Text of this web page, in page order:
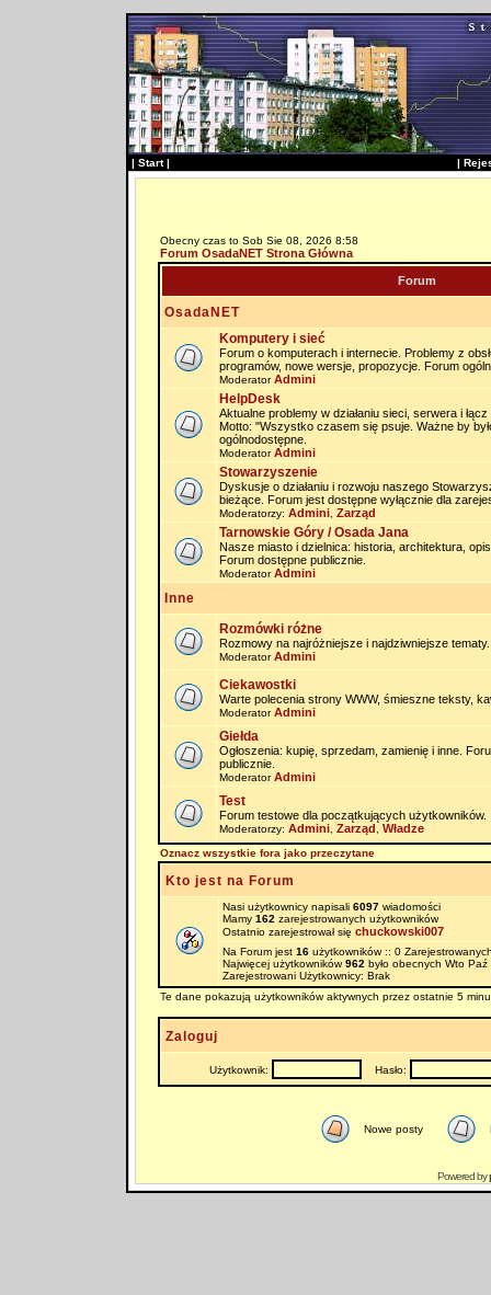
| Start| |
Obecny czas to Sob Sie 08, 2026 8:58
Forum OsadaNET Strona Główna
Forum
OsadaNET
Komputery i sieć
Forum o komputerach i internecie. Problemy z
programów, nowe wersje, propozycje. Forum
ModeratorAdmini
HelpDesk
Aktualne problemy w działaniu sieci, serwera i
Motto: "Wszystko czasem się psuje. Ważne by
ogólnodostępne.
ModeratorAdmini
Stowarzyszenie
Dyskusje o działaniu i rozwoju naszego
bieżące. Forum jest dostępne wyłącznie dla
Moderatorzy: Admini, Zarząd
Tarnowskie Góry / Osada Jana
Nasze miasto i dzielnica: historia, architektura,
Forum dostępne publicznie.
ModeratorAdmini
Inne
Rozmówki różne
Rozmowy na najróżniejsze i najdziwniejsze tematy.
ModeratorAdmini
Ciekawostki
Warte polecenia strony WWW, śmieszne teksty,
ModeratorAdmini
Giełda
Ogłoszenia: kupię, sprzedam, zamienię i inne.
publicznie.
ModeratorAdmini
Test
Forum testowe dla początkujących użytkowników.
Moderatorzy: Admini, Zarząd Władze
Oznacz wszystkie fora jako przeczytane
Kto jest na Forum
Nasi użytkownicy napisali 6097wiadomości
Mamy 162 zarejestrowanych użytkowników
Ostatnio zarejestrował się chuckowski007
Na Forum jest 16użytkowników :: 0
Najwięcej użytkowników962 było obecnych Wto
Zarejestrowani Użytkownicy: Brak
Te dane pokazują użytkowników aktywnych przez ostatnie 5
Zaloguj
Użytkownik: Hasło:
Nowe posty
Powered by